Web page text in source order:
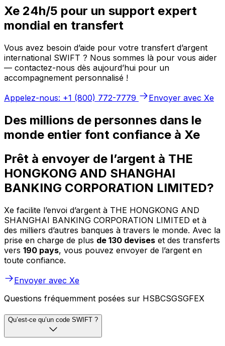
Xe 24h/5 pour un support expert
mondial en transfert
Vous avez besoin d’aide pour votre transfert d’argent
international SWIFT ? Nous sommes là pour vous aider
— contactez-nous dès aujourd’hui pour un
accompagnement personnalisé !
Appelez-nous: +1 (800) 772-7779
Envoyer avec Xe
Des millions de personnes dans le
monde entier font confiance à Xe
Prêt à envoyer de l’argent à THE
HONGKONG AND SHANGHAI
BANKING CORPORATION LIMITED?
Xe facilite l’envoi d’argent à THE HONGKONG AND
SHANGHAI BANKING CORPORATION LIMITED et à
des milliers d’autres banques à travers le monde. Avec la
prise en charge de plus de 130 devises et des transferts
vers 190 pays, vous pouvez envoyer de l’argent en
toute confiance.
Envoyer avec Xe
Questions fréquemment posées sur HSBCSGSGFEX
Qu’est-ce qu’un code SWIFT ?